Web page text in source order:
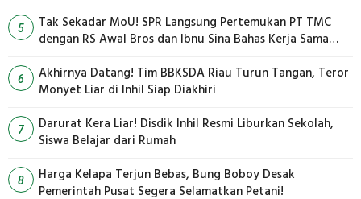
5
Tak Sekadar MoU! SPR Langsung Pertemukan PT TMC
dengan RS Awal Bros dan Ibnu Sina Bahas Kerja Sama
6
Akhirnya Datang! Tim BBKSDA Riau Turun Tangan, Teror
Monyet Liar di Inhil Siap Diakhiri
7
Darurat Kera Liar! Disdik Inhil Resmi Liburkan Sekolah,
Siswa Belajar dari Rumah
8
Harga Kelapa Terjun Bebas, Bung Boboy Desak
Pemerintah Pusat Segera Selamatkan Petani!